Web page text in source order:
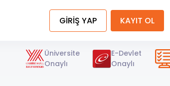
GİRİŞ YAP KAYIT OL
Üniversite
Onaylı
E-Devlet
Onaylı